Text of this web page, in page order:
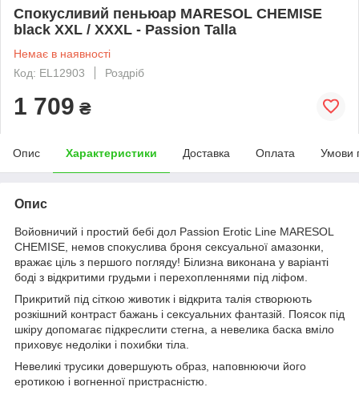
Спокусливий пеньюар MARESOL CHEMISE
black XXL / XXXL - Passion Talla
Немає в наявності
Код: EL12903
Роздріб
1 709 ₴
Опис Характеристики Доставка Оплата Умови
Опис
Войовничий і простий бебі дол Passion Erotic Line MARESOL
CHEMISE, немов спокуслива броня сексуальної амазонки,
вражає ціль з першого погляду! Білизна виконана у варіанті
боді з відкритими грудьми і перехопленнями під ліфом.
Прикритий під сіткою животик і відкрита талія створюють
розкішний контраст бажань і сексуальних фантазій. Поясок під
шкіру допомагає підкреслити стегна, а невелика баска вміло
приховує недоліки і похибки тіла.
Невеликі трусики довершують образ, наповнюючи його
еротикою і вогненної пристрасністю.